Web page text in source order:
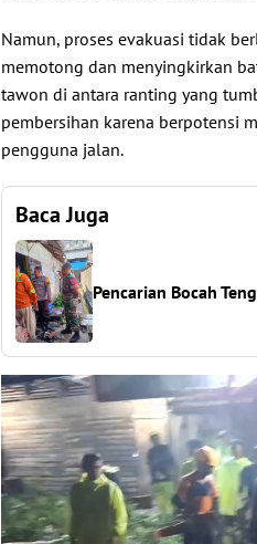
Namun, proses evakuasi tidak
memotong dan menyingkirkan
tawon di antara ranting yang
pembersihan karena berpotensi
pengguna jalan.
Baca Juga
Pencarian Bocah
Pemutar
Video